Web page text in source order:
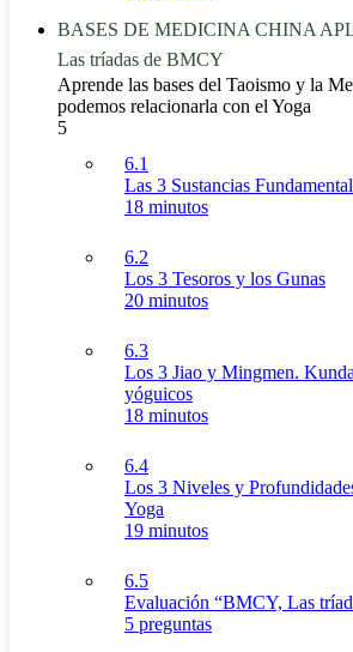
BASES DE MEDICINA CHINA
Las tríadas de BMCY
Aprende las bases del Taoismo y la
podemos relacionarla con el Yoga
5
6.1
Las 3 Sustancias
18 minutos
6.2
Los 3 Tesoros y los Gunas
20 minutos
6.3
Los 3 Jiao y Mingmen.
yóguicos
18 minutos
6.4
Los 3 Niveles y
Yoga
19 minutos
6.5
Evaluación “BMCY, Las
5 preguntas